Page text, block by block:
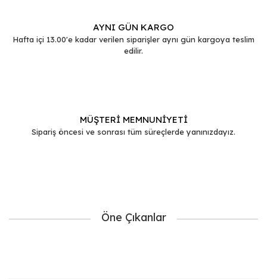
AYNI GÜN KARGO
Hafta içi 13.00'e kadar verilen siparişler aynı gün kargoya teslim
edilir.
MÜŞTERİ MEMNUNİYETİ
Sipariş öncesi ve sonrası tüm süreçlerde yanınızdayız.
Öne Çıkanlar